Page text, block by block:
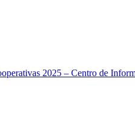
2025 – Centro de